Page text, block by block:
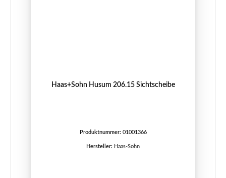
Haas+Sohn Husum 206.15 Sichtscheibe
Produktnummer: 01001366
Hersteller: Haas-Sohn